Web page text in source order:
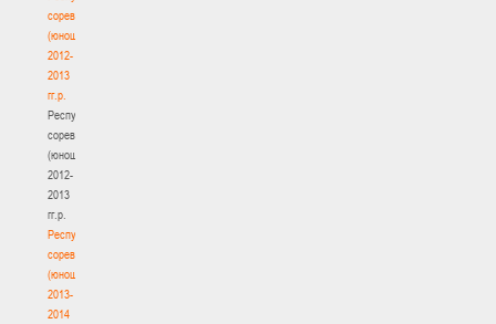
соревнования
(юноши)
2012-
2013
гг.р.
Республиканские
соревнования
(юноши)
2012-
2013
гг.р.
Республиканские
соревнования
(юноши)
2013-
2014